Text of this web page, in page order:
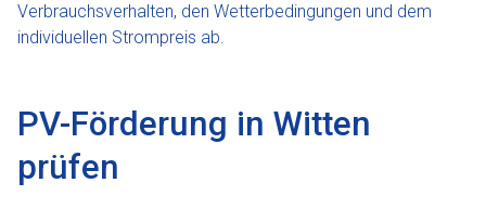
Verbrauchsverhalten, den Wetterbedingungen und dem
individuellen Strompreis ab.
PV-Förderung in Witten
prüfen